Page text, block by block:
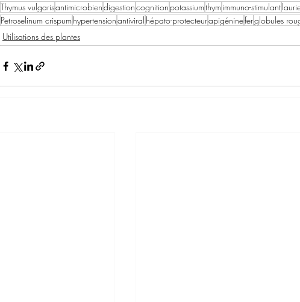
Thymus vulgarisantimicrobiendigestioncognition potassiumthym immuno-stimulant
Petroselinum crispum hypertensionantiviral hépato-protecteurapigénineferglobules
Utilisations des plantes